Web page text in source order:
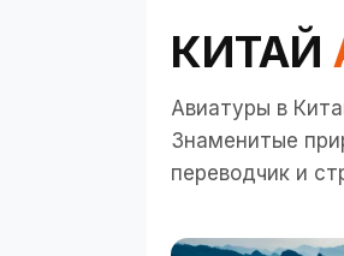
КИТАЙ
Авиатуры в
Знаменитые
переводчик и